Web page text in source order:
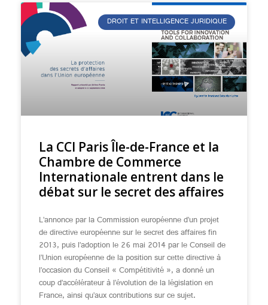
DROIT ET INTELLIGENCE JURIDIQUE
La CCI Paris Île-de-France et la
Chambre de Commerce
Internationale entrent dans le
débat sur le secret des affaires
L’annonce par la Commission européenne d’un projet
de directive européenne sur le secret des affaires fin
2013, puis l’adoption le 26 mai 2014 par le Conseil de
l’Union européenne de la position sur cette directive à
l’occasion du Conseil « Compétitivité », a donné un
coup d’accélérateur à l’évolution de la législation en
France, ainsi qu’aux contributions sur ce sujet.